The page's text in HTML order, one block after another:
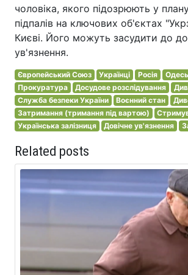
чоловіка, якого підозрюють у
підпалів на ключових об'єктах
Києві. Його можуть засудити до
ув'язнення.
Європейський Союз Українці Росія
Прокуратура
Досудове розслідування
Служба безпеки України
Воєнний стан
Затримання (тримання під вартою)
Українська залізниця
Довічне ув'язнення
Related posts